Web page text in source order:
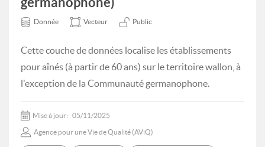
Donnée Vecteur Public
Cette couche de données localise les établissements
pour aînés (à partir de 60 ans) sur le territoire wallon, à
l'exception de la Communauté germanophone.
Mise à jour: 05/11/2025
Agence pour une Vie de Qualité (AViQ)